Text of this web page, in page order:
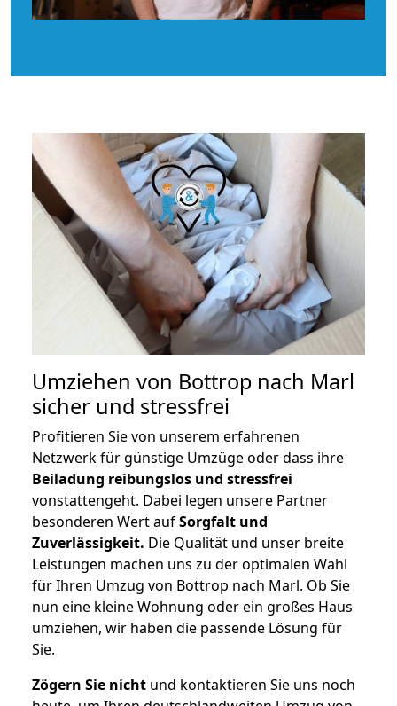
Umziehen von Bottrop nach Marl
sicher und stressfrei
Profitieren Sie von unserem erfahrenen
Netzwerk für günstige Umzüge oder dass ihre
Beiladung reibungslos und stressfrei
vonstattengeht. Dabei legen unsere Partner
besonderen Wert aufSorgfalt und
Zuverlässigkeit. Die Qualität und unser breite
Leistungen machen uns zu der optimalen Wahl
für Ihren Umzug von Bottrop nach Marl. Ob Sie
nun eine kleine Wohnung oder ein großes Haus
umziehen, wir haben die passende Lösung für
Sie.
Zögern Sie nicht und kontaktieren Sie uns noch